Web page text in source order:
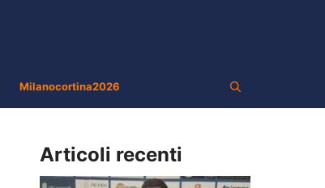
Milanocortina2026
Articoli recenti